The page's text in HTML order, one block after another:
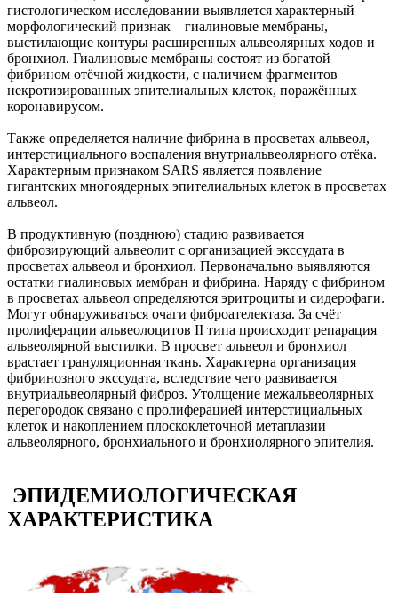
гистологическом исследовании выявляется характерный
морфологический признак – гиалиновые мембраны,
выстилающие контуры расширенных альвеолярных ходов и
бронхиол. Гиалиновые мембраны состоят из богатой
фибрином отёчной жидкости, с наличием фрагментов
некротизированных эпителиальных клеток, поражённых
коронавирусом.
Также определяется наличие фибрина в просветах альвеол,
интерстициального воспаления внутриальвеолярного отёка.
Характерным признаком SARS является появление
гигантских многоядерных эпителиальных клеток в просветах
альвеол.
В продуктивную (позднюю) стадию развивается
фиброзирующий альвеолит с организацией экссудата в
просветах альвеол и бронхиол. Первоначально выявляются
остатки гиалиновых мембран и фибрина. Наряду с фибрином
в просветах альвеол определяются эритроциты и сидерофаги.
Могут обнаруживаться очаги фиброателектаза. За счёт
пролиферации альвеолоцитов II типа происходит репарация
альвеолярной выстилки. В просвет альвеол и бронхиол
врастает грануляционная ткань. Характерна организация
фибринозного экссудата, вследствие чего развивается
внутриальвеолярный фиброз. Утолщение межальвеолярных
перегородок связано с пролиферацией интерстициальных
клеток и накоплением плоскоклеточной метаплазии
альвеолярного, бронхиального и бронхиолярного эпителия.
ЭПИДЕМИОЛОГИЧЕСКАЯ
ХАРАКТЕРИСТИКА